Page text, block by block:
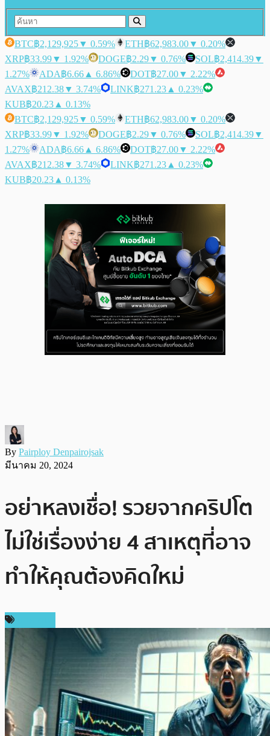
BTC฿2,129,925▼ 0.59% ETH฿62,983.00▼ 0.20%
XRP฿33.99▼ 1.92% DOGE฿2.29▼ 0.76% SOL฿2,414.39▼
1.27%
ADA฿6.66 ▲ 6.86% DOT฿27.00▼ 2.22%
AVAX฿212.38▼ 3.74% LINK฿271.23 ▲ 0.23%
KUB฿20.23 ▲ 0.13%
BTC฿2,129,925▼ 0.59% ETH฿62,983.00▼ 0.20%
XRP฿33.99▼ 1.92% DOGE฿2.29▼ 0.76% SOL฿2,414.39▼
1.27%
ADA฿6.66 ▲ 6.86% DOT฿27.00▼ 2.22%
AVAX฿212.38▼ 3.74% LINK฿271.23 ▲ 0.23%
KUB฿20.23 ▲ 0.13%
By Pairploy Denpairojsak
มีนาคม 20, 2024
อย่าหลงเชื่อ! รวยจากคริปโต
ไม่ใช่เรื่องง่าย 4 สาเหตุที่อาจ
ทำให้คุณต้องคิดใหม่